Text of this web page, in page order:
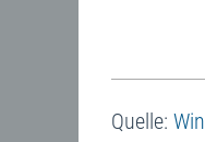
Quelle: